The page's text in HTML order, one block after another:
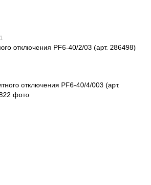
отключения PF6-40/2/03 (арт. 286498)